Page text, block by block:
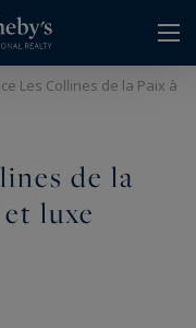
Les Collines de la Paix à
de la
luxe